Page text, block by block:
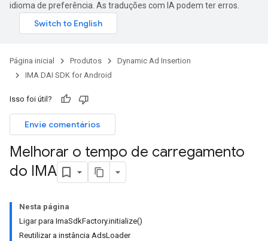
idioma de preferência. As traduções com IA podem ter erros.
Página inicial Produtos
Dynamic Ad Insertion
IMA DAI SDK for Android
Isso foi útil?
Envie comentários
Melhorar o tempo de carregamento
do IMA
Nesta página
Ligar para ImaSdkFactory.initialize()
Reutilizar a instância AdsLoader